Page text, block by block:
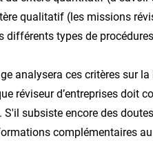
qualitatif (les missions
différents types de
analysera ces critères sur
réviseur d’entreprises doit
S'il subsiste encore des
complémentaires